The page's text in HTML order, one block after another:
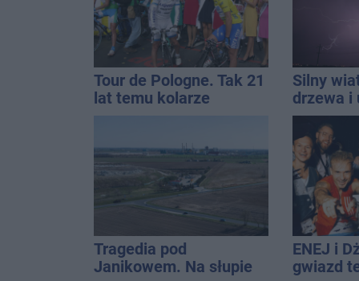
Tour de Pologne. Tak 21
lat temu kolarze
Silny
drzewa i
dach. To
ostrzeżeń
Tragedia pod
Janikowem. Na słupie
ENEJ i
gwiazd